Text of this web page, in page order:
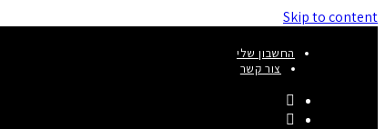
Skip to content
החשבון שלי
צור קשר